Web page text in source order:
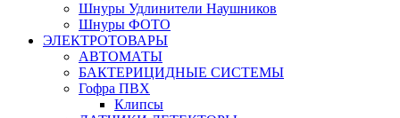
Шнуры Удлинители Наушников
Шнуры ФОТО
ЭЛЕКТРОТОВАРЫ
АВТОМАТЫ
БАКТЕРИЦИДНЫЕ СИСТЕМЫ
Гофра ПВХ
Клипсы